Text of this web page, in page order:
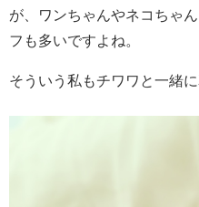
が、ワンちゃんやネコちゃ
フも多いですよね。
そういう私もチワワと一緒に